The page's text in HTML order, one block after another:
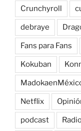
Crunchyroll
debraye
Fans para Fans
Kokuban
Netflix
podcast